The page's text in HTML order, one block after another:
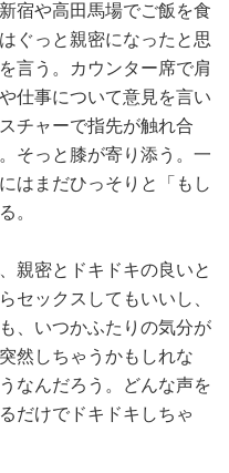
宿や高田馬場でご飯を食
ぐっと親密になったと思
言う。カウンター席で肩
仕事について意見を言い
チャーで指先が触れ合
そっと膝が寄り添う。一
はまだひっそりと「もし
。
親密とドキドキの良いと
セックスしてもいいし、
、いつかふたりの気分が
然しちゃうかもしれな
なんだろう。どんな声を
だけでドキドキしちゃ